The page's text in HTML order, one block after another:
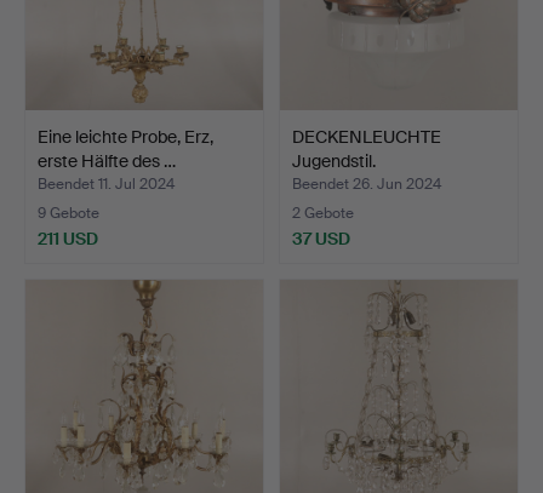
Eine leichte Probe, Erz,
erste Hälfte des …
Beendet 11. Jul 2024
9 Gebote
211 USD
DECKENLEUCHTE
Jugendstil.
Beendet 26. Jun 2024
2 Gebote
37 USD